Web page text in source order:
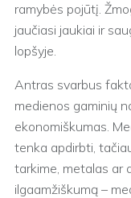
ramybės pojūtį.
jaučiasi jaukiai ir
lopšyje.
Antras svarbus
medienos gaminių
ekonomiškumas.
tenka apdirbti,
tarkime, metalas ar
ilgaamžiškumą –